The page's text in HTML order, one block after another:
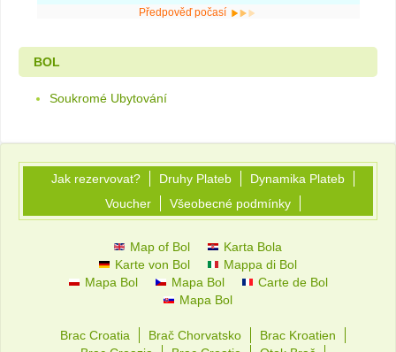
Předpověď počasí
BOL
Soukromé Ubytování
Jak rezervovat? Druhy Plateb
Dynamika Plateb
Voucher
Všeobecné podmínky
Map of Bol
Karta Bola
Karte von Bol
Mappa di Bol
Mapa Bol
Mapa Bol
Carte de Bol
Mapa Bol
Brac Croatia Brač Chorvatsko
Brac Kroatien